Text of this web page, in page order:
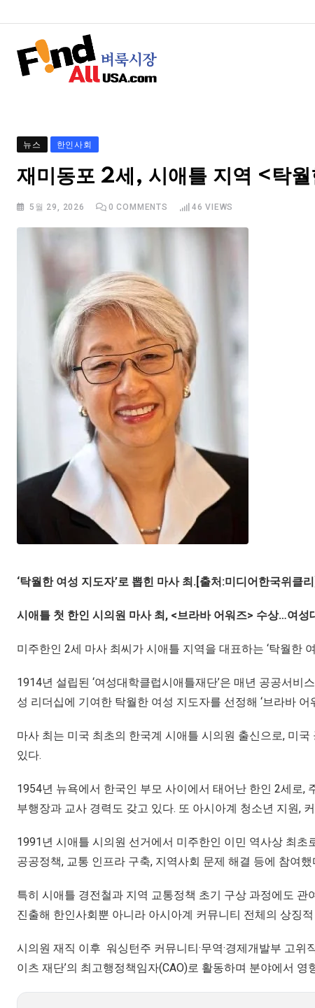
뉴스 한인사회
재미동포 2세, 시애틀 지역 <탁
5월 29, 2026 0 COMMENTS 46 VIEWS
‘탁월한 여성 지도자’로 뽑힌 마사 최.[출처:미디어한국위클리]
시애틀 첫 한인 시의원 마사 최, <브라바 어워즈> 수상…여성
미주한인 2세 마사 최씨가 시애틀 지역을 대표하는 ‘탁월한
1914년 설립된 ‘여성대학클럽시애틀재단’은 매년 공공서비
성 리더십에 기여한 탁월한 여성 지도자를 선정해 ‘브라바 어
마사 최는 미국 최초의 한국계 시애틀 시의원 출신으로, 미
있다.
1954년 뉴욕에서 한국인 부모 사이에서 태어난 한인 2세로,
부행장과 교사 경력도 갖고 있다. 또 아시아계 청소년 지원,
1991년 시애틀 시의원 선거에서 미주한인 이민 역사상 최
공공정책, 교통 인프라 구축, 지역사회 문제 해결 등에 참여했
특히 시애틀 경전철과 지역 교통정책 초기 구상 과정에도
진출해 한인사회뿐 아니라 아시아계 커뮤니티 전체의 상징
시의원 재직 이후 워싱턴주 커뮤니티·무역·경제개발부 고위
이츠 재단’의 최고행정책임자(CAO)로 활동하며 분야에서 영